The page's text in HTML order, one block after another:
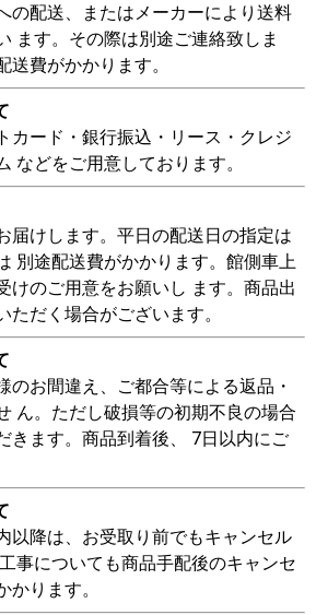
の配送、またはメーカーにより送料
ます。その際は別途ご連絡致しま
費がかかります。
カード・銀行振込・リース・クレジ
などをご用意しております。
届けします。平日の配送日の指定は
別途配送費がかかります。館側車上
けのご用意をお願いし ます。商品出
だく場合がございます。
のお間違え、ご都合等による返品・
ん。ただし破損等の初期不良の場合
きます。商品到着後、 7日以内にご
以降は、お受取り前でもキャンセル
事についても商品手配後のキャンセ
かります。